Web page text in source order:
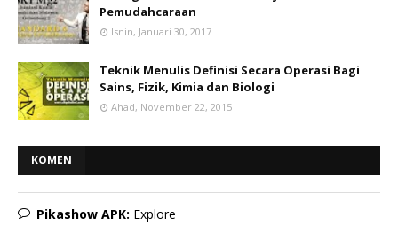
Pemudahcaraan
Isnin, Januari 30, 2017
Teknik Menulis Definisi Secara Operasi Bagi
Sains, Fizik, Kimia dan Biologi
Ahad, November 22, 2015
KOMEN
Pikashow APK: Explore